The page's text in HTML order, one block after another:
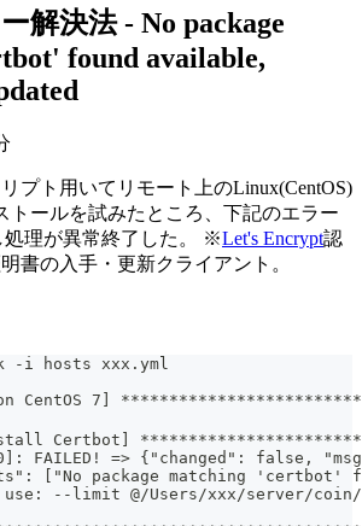
解決法 - No package
found available,
プト用いてリモート上のLinux(CentOS)
ールを試みたところ、下記のエラー
処理が異常終了した。 ※Let's Encrypt認
書の入手・更新クライアント。
-i hosts xxx.yml
on CentOS 7]
install Certbot]
FAILED! => {"changed": false,
["No package matching 'certbot'
use: --limit @/Users/xxx/server/